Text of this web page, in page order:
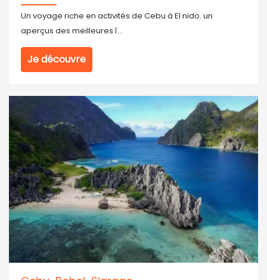
Un voyage riche en activités de Cebu à El nido. un
aperçus des meilleures î...
Je découvre